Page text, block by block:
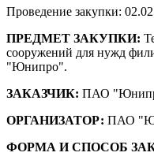
Проведение закупки:
ПРЕДМЕТ ЗАКУПКИ:
сооружений для нужд
"Юнипро".
ЗАКАЗЧИК: ПАО
ОРГАНИЗАТОР: ПАО
ФОРМА И СПОСОБ